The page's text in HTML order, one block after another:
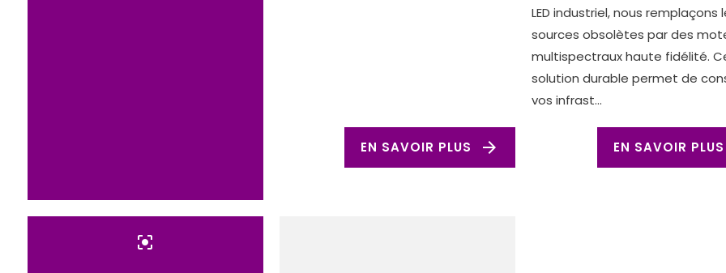
EN SAVOIR PLUS arrow_forward
LED industriel, nous remplaçons
sources obsolètes par des
multispectraux haute fidélité.
solution durable permet de
vos infrast...
EN SAVOIR PLUS
center_focus_strong